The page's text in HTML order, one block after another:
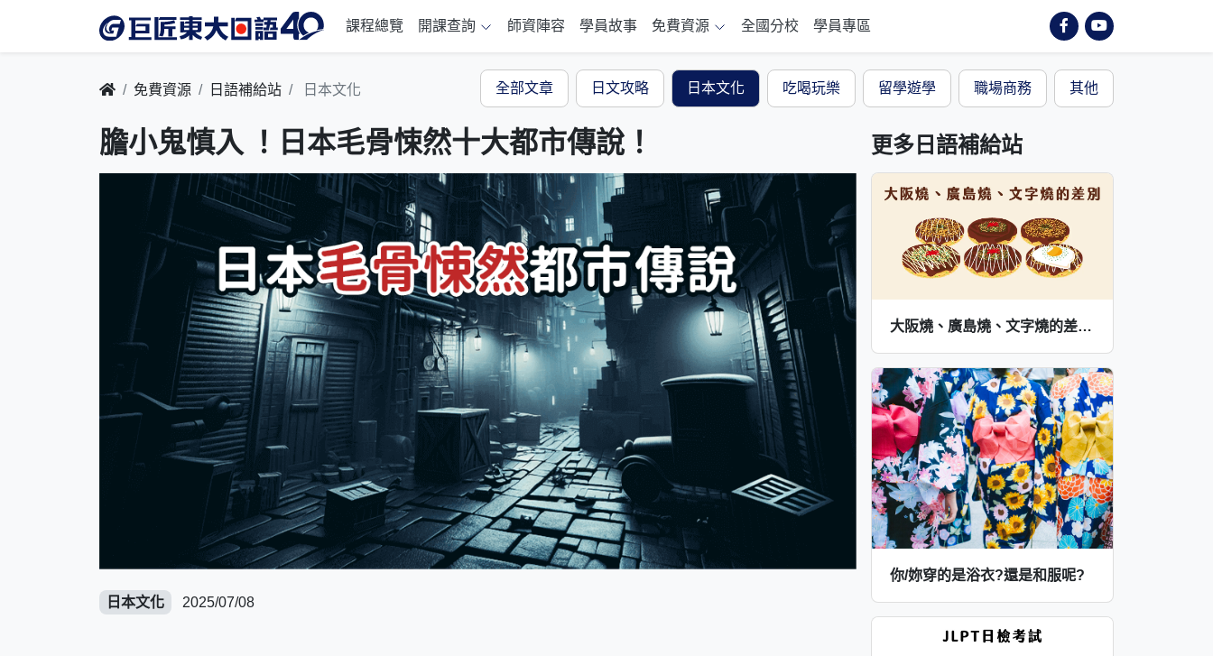
課程總覽 開課查詢 師資陣容 學員故事 免費資源 全國分校 學員專區
免費資源 日語補給站 日本文化 全部文章 日文攻略 日本文化 吃喝玩樂 留學遊學 職場商務 其他
膽小鬼慎入 ！日本毛骨悚然十大都市傳說！
日本文化 2025/07/08
更多日語補給站
大阪燒、廣島燒、文字燒的差別與常見配料，日文點餐超簡單！
你/妳穿的是浴衣?還是和服呢?